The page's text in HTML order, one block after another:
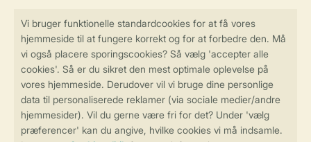
Få en personligt tilpasset oplevelse
Sikker og hurtig online booking
Sikker datahåndtering